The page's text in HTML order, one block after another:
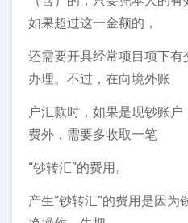
如果超过这一金额的，
还需要开具经常项目项下
办理。不过，在向境外账
户汇款时，如果是现钞账
费外，需要多收取一笔
“钞转汇”的费用。
产生“钞转汇”的费用是因